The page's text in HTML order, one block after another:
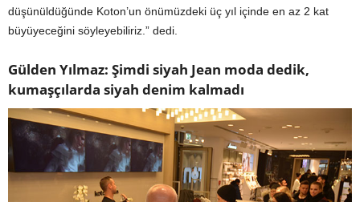
düşünüldüğünde Koton’un önümüzdeki üç yıl içinde en az 2 kat
büyüyeceğini söyleyebiliriz.” dedi.
Gülden Yılmaz: Şimdi siyah Jean moda dedik,
kumaşçılarda siyah denim kalmadı